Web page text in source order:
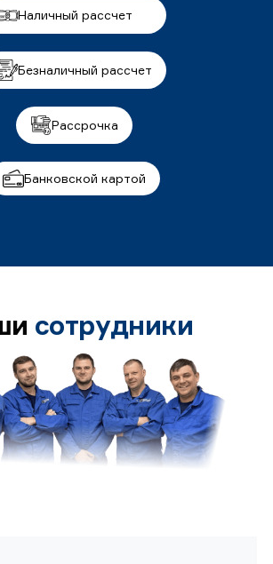
Наличный рассчет
Безналичный рассчет
Рассрочка
Банковской картой
сотрудники